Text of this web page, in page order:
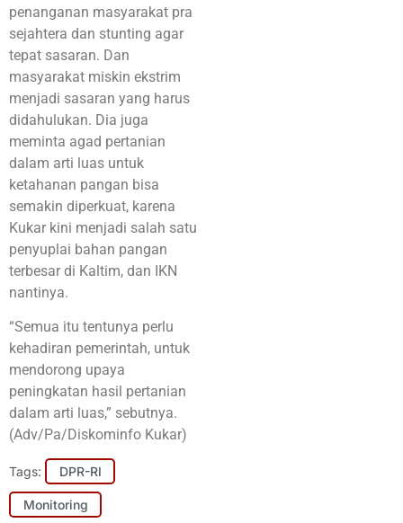
penanganan masyarakat pra
sejahtera dan stunting agar
tepat sasaran. Dan
masyarakat miskin ekstrim
menjadi sasaran yang harus
didahulukan. Dia juga
meminta agad pertanian
dalam arti luas untuk
ketahanan pangan bisa
semakin diperkuat, karena
Kukar kini menjadi salah satu
penyuplai bahan pangan
terbesar di Kaltim, dan IKN
nantinya.
“Semua itu tentunya perlu
kehadiran pemerintah, untuk
mendorong upaya
peningkatan hasil pertanian
dalam arti luas,” sebutnya.
(Adv/Pa/Diskominfo Kukar)
Tags: DPR-RI
Monitoring